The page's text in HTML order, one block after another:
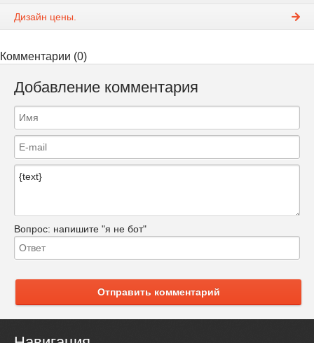
Дизайн цены.
Комментарии (0)
Добавление комментария
Вопрос: напишите "я не бот"
Отправить комментарий